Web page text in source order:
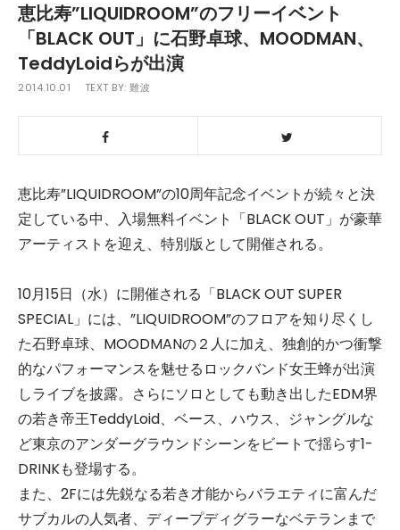
恵比寿”LIQUIDROOM”のフリーイベント
「BLACK OUT」に石野卓球、MOODMAN、
TeddyLoidらが出演
2014.10.01 TEXT BY:難波
恵比寿”LIQUIDROOM”の10周年記念イベントが続々と決
定している中、入場無料イベント「BLACK OUT」が豪華
アーティストを迎え、特別版として開催される。
10月15日（水）に開催される「BLACK OUT SUPER
SPECIAL」には、”LIQUIDROOM”のフロアを知り尽くし
た石野卓球、MOODMANの２人に加え、独創的かつ衝撃
的なパフォーマンスを魅せるロックバンド女王蜂が出演
しライブを披露。さらにソロとしても動き出したEDM界
の若き帝王TeddyLoid、ベース、ハウス、ジャングルな
ど東京のアンダーグラウンドシーンをビートで揺らす1-
DRINKも登場する。
また、2Fには先鋭なる若き才能からバラエティに富んだ
サブカルの人気者、ディープディグラーなベテランまで